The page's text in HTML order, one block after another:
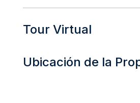
Tour Virtual
Ubicación de la